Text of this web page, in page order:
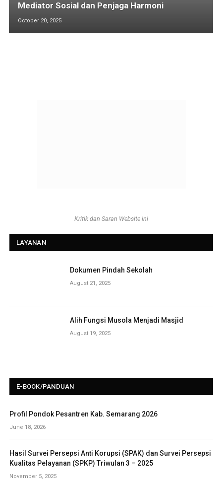
Mediator Sosial dan Penjaga Harmoni
October 20, 2025
Kritik dan Saran Website ini
LAYANAN
Dokumen Pindah Sekolah
August 21, 2025
Alih Fungsi Musola Menjadi Masjid
August 19, 2025
E-BOOK/PANDUAN
Profil Pondok Pesantren Kab. Semarang 2026
June 18, 2026
Hasil Survei Persepsi Anti Korupsi (SPAK) dan Survei Persepsi
Kualitas Pelayanan (SPKP) Triwulan 3 – 2025
November 5, 2025